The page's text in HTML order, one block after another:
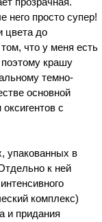
просто супер!
цвета до
что у меня есть
крашу
темно-
основной
с
упакованных в
к ней
комплекс)
и придания